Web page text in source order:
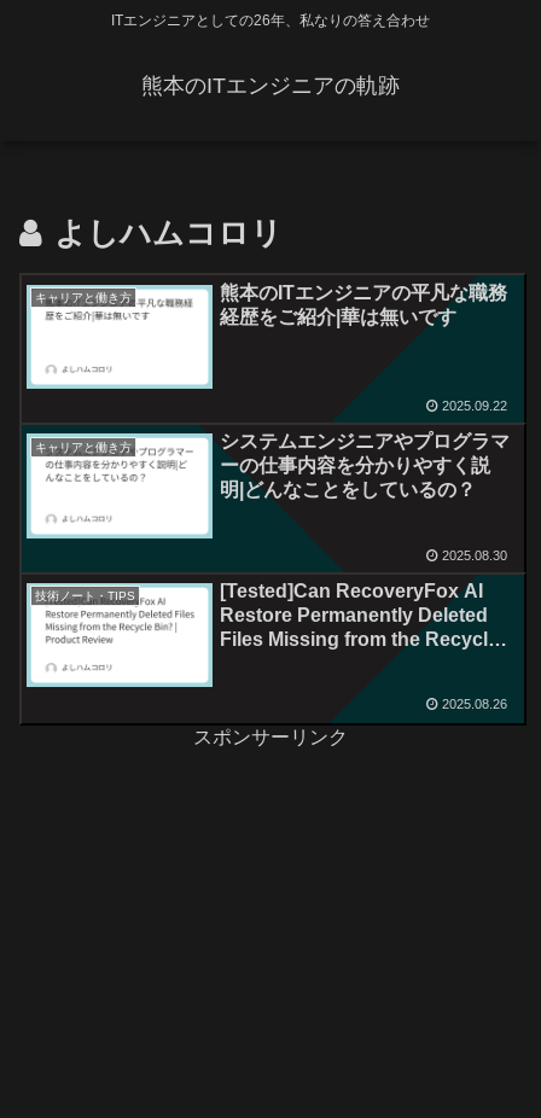
ITエンジニアとしての26年、私なりの答え合わせ
熊本のITエンジニアの軌跡
よしハムコロリ
キャリアと働き方
熊本のITエンジニアの平凡な職務
経歴をご紹介|華は無いです
2025.09.22
キャリアと働き方
システムエンジニアやプログラマ
ーの仕事内容を分かりやすく説
明|どんなことをしているの？
2025.08.30
技術ノート・TIPS
[Tested]Can RecoveryFox AI
Restore Permanently Deleted
Files Missing from the Recycle
Bin? | Product Review
2025.08.26
スポンサーリンク